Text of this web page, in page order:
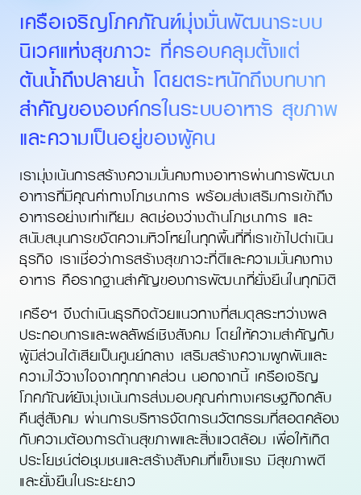
เครือเจริญโภคภัณฑ์มุ่งมั่นพัฒนาระบบ
นิเวศแห่งสุขภาวะ ที่ครอบคลุมตั้งแต่
ต้นน้ำถึงปลายน้ำ โดยตระหนักถึงบทบาท
สำคัญขององค์กรในระบบอาหาร สุขภาพ
และความเป็นอยู่ของผู้คน
เรามุ่งเน้นการสร้างความมั่นคงทางอาหารผ่านการพัฒนา
อาหารที่มีคุณค่าทางโภชนาการ พร้อมส่งเสริมการเข้าถึง
อาหารอย่างเท่าเทียม ลดช่องว่างด้านโภชนาการ และ
สนับสนุนการขจัดความหิวโหยในทุกพื้นที่ที่เราเข้าไปดำเนิน
ธุรกิจ เราเชื่อว่าการสร้างสุขภาวะที่ดีและความมั่นคงทาง
อาหาร คือรากฐานสำคัญของการพัฒนาที่ยั่งยืนในทุกมิติ
เครือฯ จึงดำเนินธุรกิจด้วยแนวทางที่สมดุลระหว่างผล
ประกอบการและผลลัพธ์เชิงสังคม โดยให้ความสำคัญกับ
ผู้มีส่วนได้เสียเป็นศูนย์กลาง เสริมสร้างความผูกพันและ
ความไว้วางใจจากทุกภาคส่วน นอกจากนี้ เครือเจริญ
โภคภัณฑ์ยังมุ่งเน้นการส่งมอบคุณค่าทางเศรษฐกิจกลับ
คืนสู่สังคม ผ่านการบริหารจัดการนวัตกรรมที่สอดคล้อง
กับความต้องการด้านสุขภาพและสิ่งแวดล้อม เพื่อให้เกิด
ประโยชน์ต่อชุมชนและสร้างสังคมที่แข็งแรง มีสุขภาพดี
และยั่งยืนในระยะยาว